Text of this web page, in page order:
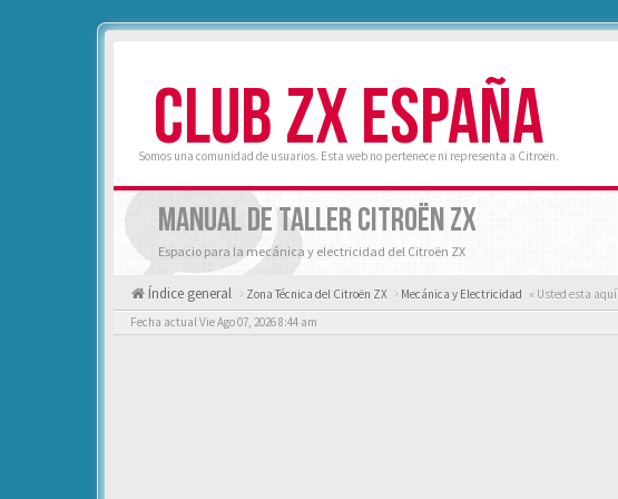
CLUB ZX ESPAÑA
Somos una comunidad de usuarios. Esta web no pertenece ni representa a Citroën.
MANUAL DE TALLER CITROËN ZX
Espacio para la mecánica y electricidad del Citroën ZX
Índice general Zona Técnica del Citroën ZX Mecánica y Electricidad « Usted esta aquí
Fecha actual Vie Ago 07, 2026 8:44 am